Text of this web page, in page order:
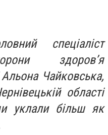
спеціаліст
здоров’я
Альона Чайковська,
області
уклали більш як